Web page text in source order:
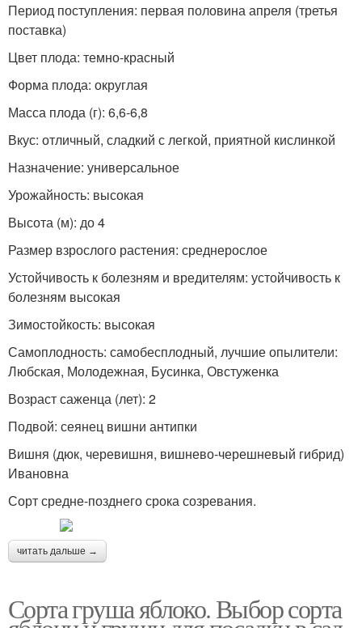
Период поступления: первая половина апреля (третья
поставка)
Цвет плода: темно-красный
Форма плода: округлая
Масса плода (г): 6,6-6,8
Вкус: отличный, сладкий с легкой, приятной кислинкой
Назначение: универсальное
Урожайность: высокая
Высота (м): до 4
Размер взрослого растения: среднерослое
Устойчивость к болезням и вредителям: устойчивость к
болезням высокая
Зимостойкость: высокая
Самоплодность: самобесплодный, лучшие опылители:
Любская, Молодежная, Бусинка, Овстуженка
Возраст саженца (лет): 2
Подвой: сеянец вишни антипки
Вишня (дюк, черевишня, вишнево-черешневый гибрид)
Ивановна
Сорт средне-позднего срока созревания.
читать дальше →
Сорта груша яблоко. Выбор сорта